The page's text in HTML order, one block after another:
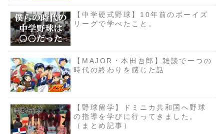
【中学硬式野球】10年前のボーイズ
リーグで学べたこと。
【MAJOR・本田吾郎】雑談で一つの
時代の終わりを感じた話
【野球留学】ドミニカ共和国へ野球
の指導を学びに行ってきました。
（まとめ記事）